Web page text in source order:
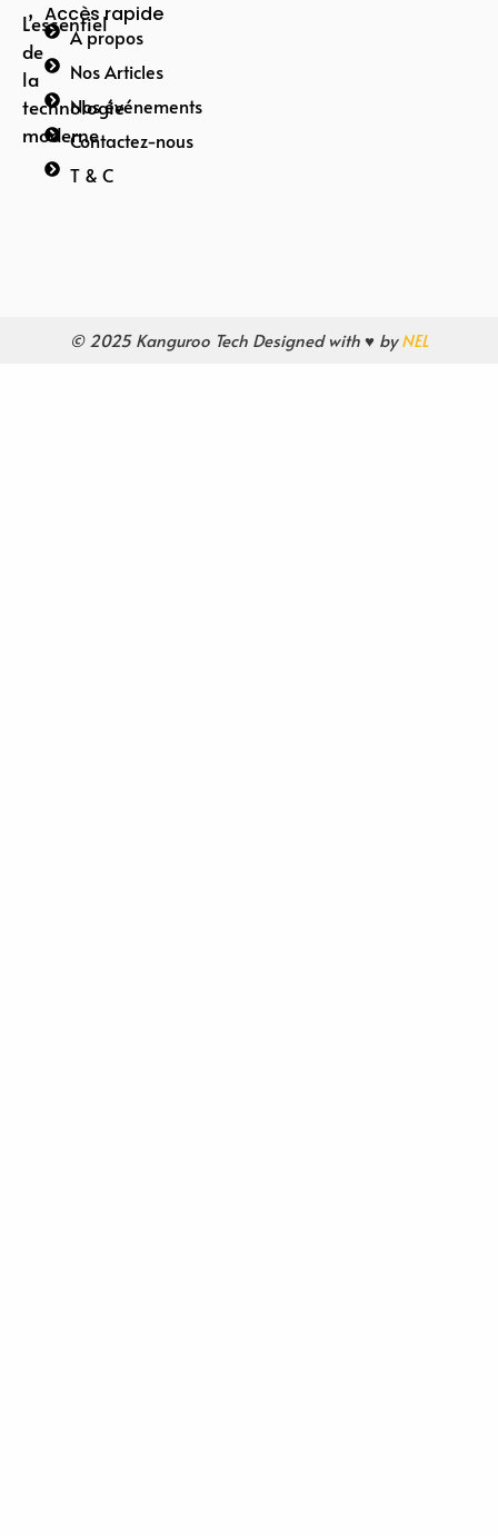
L’essentiel
de
la
technologie
moderne
Accès rapide
A propos
Nos Articles
Nos événements
Contactez-nous
T & C
© 2025 Kanguroo Tech Designed with ♥ byNEL